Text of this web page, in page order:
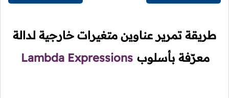
طريقة تمرير عناوين متغيرات خارجية لدالة
معرّفة بأسلوب Lambda Expressions